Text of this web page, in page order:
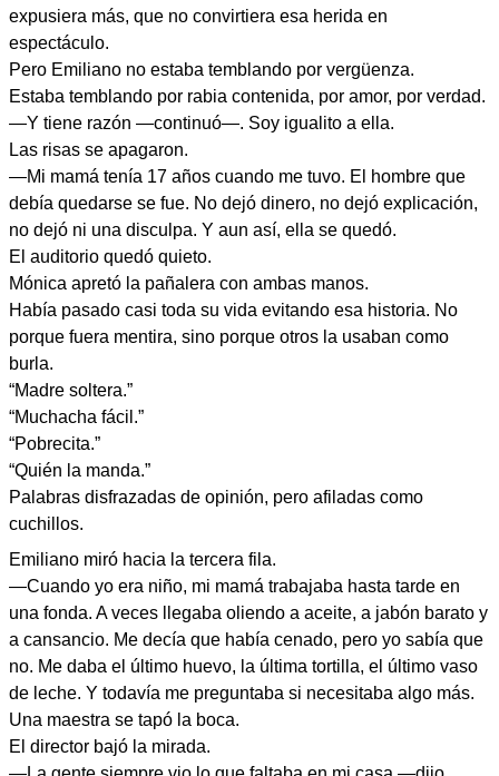
expusiera más, que no convirtiera esa herida en
espectáculo.
Pero Emiliano no estaba temblando por vergüenza.
Estaba temblando por rabia contenida, por amor, por verdad.
—Y tiene razón —continuó—. Soy igualito a ella.
Las risas se apagaron.
—Mi mamá tenía 17 años cuando me tuvo. El hombre que
debía quedarse se fue. No dejó dinero, no dejó explicación,
no dejó ni una disculpa. Y aun así, ella se quedó.
El auditorio quedó quieto.
Mónica apretó la pañalera con ambas manos.
Había pasado casi toda su vida evitando esa historia. No
porque fuera mentira, sino porque otros la usaban como
burla.
“Madre soltera.”
“Muchacha fácil.”
“Pobrecita.”
“Quién la manda.”
Palabras disfrazadas de opinión, pero afiladas como
cuchillos.
Emiliano miró hacia la tercera fila.
—Cuando yo era niño, mi mamá trabajaba hasta tarde en
una fonda. A veces llegaba oliendo a aceite, a jabón barato y
a cansancio. Me decía que había cenado, pero yo sabía que
no. Me daba el último huevo, la última tortilla, el último vaso
de leche. Y todavía me preguntaba si necesitaba algo más.
Una maestra se tapó la boca.
El director bajó la mirada.